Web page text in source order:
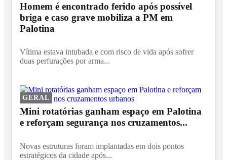
Homem é encontrado ferido após possível
briga e caso grave mobiliza a PM em
Palotina
Vítima estava intubada e com risco de vida após sofrer
duas perfurações por arma...
GERAL
Mini rotatórias ganham espaço em Palotina
e reforçam segurança nos cruzamentos...
Novas estruturas foram implantadas em dois pontos
estratégicos da cidade após...